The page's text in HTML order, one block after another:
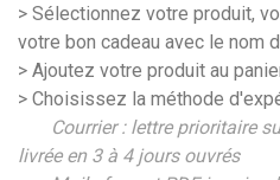
> Sélectionnez votre produit,
votre bon cadeau avec le nom
> Ajoutez votre produit au
> Choisissez la méthode
Courrier : lettre prioritaire
livrée en 3 à 4 jours ouvrés